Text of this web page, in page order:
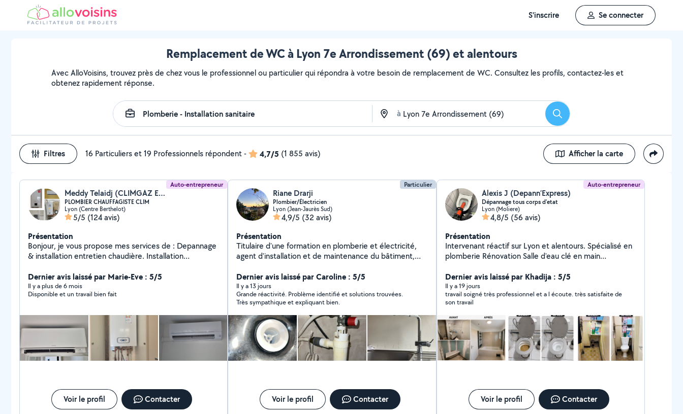
S'inscrire Se connecter
Remplacement de WC à Lyon 7e Arrondissement (69) et alentours
Avec AlloVoisins, trouvez près de chez vous le professionnel ou particulier qui répondra à votre besoin de remplacement de WC. Consultez les profils, contactez-les et
obtenez rapidement réponse.
à Rechercher
Filtres 16 Particuliers et 19 Professionnels répondent- 4,7/5 (1 855 avis) Afficher la carte
Auto-entrepreneur
Meddy Telaidj (CLIMGAZ ENERGIE)
PLOMBIER CHAUFFAGISTE CLIM
Lyon (Centre Berthelot)
5/5 (124 avis)
Présentation
Bonjour, je vous propose mes services de : Depannage
& installation entretien chaudière. Installation
&installation sanitaire chauffage. Desembouage
radiateur plancher chauffant. Installation et mise en
service CLIMATISATION Robineterie cumulus
gratuit. TEL :O7 83 05 40 37
Dernier avis laissé par Marie-Eve : 5/5
Il y a plus de 6 mois
Disponible et un travail bien fait
Voir le profil Contacter
Particulier
Riane Drarji
Plombier/Électricien
Lyon (Jean-Jaurès Sud)
4,9/5 (32 avis)
Présentation
Titulaire d'une formation en plomberie et électricité,
agent d'installation et de maintenance du bâtiment,
quotidien avec des prix arrangeants. N'hésitez pas à
me contacter ! P.S : Plusieurs clients me contactent en
étant hors de mon champ d'action permit par
l'application je ne peux donc pas vous répondre..
veuillez passer par mon numéro de téléphone
directement ! Merci d'avance, si vous n'avez pas de
réponse ici c'est que je ne peux tout simplement pas
vous répondre à cause de l'application..
Dernier avis laissé par Caroline : 5/5
Il y a 13 jours
Grande réactivité. Problème identifié et solutions trouvées.
Très sympathique et expliquant bien.
Voir le profil Contacter
Auto-entrepreneur
Alexis J (Depann’Express)
Dépannage tous corps d'etat
Lyon (Moliere)
4,8/5 (56 avis)
Présentation
Intervenant réactif sur Lyon et alentours. Spécialisé en
plomberie Rénovation Salle d'eau clé en main
canalisation, chauffe-eau Devis + déplacement gratuits
Dernier avis laissé par Khadija : 5/5
Il y a 19 jours
travail soigné très professionnel et a l écoute. très satisfaite de
son travail
Voir le profil Contacter